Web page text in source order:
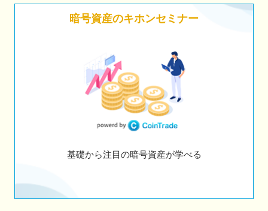
暗号資産のキホンセミナー
基礎から注目の暗号資産が学べる